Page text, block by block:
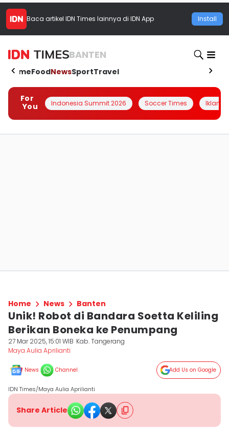
Baca artikel IDN Times lainnya di IDN App Install
BANTEN
HomeFoodNewsSportTravel
For
You
Indonesia Summit 2026 Soccer Times Iklanin
Home News Banten
Unik! Robot di Bandara Soetta Keliling
Berikan Boneka ke Penumpang
27 Mar 2025, 15:01 WIB Kab. Tangerang
Maya Aulia Aprilianti
News Channel Add Us on Google
IDN Times/Maya Aulia Aprilianti
Share Article